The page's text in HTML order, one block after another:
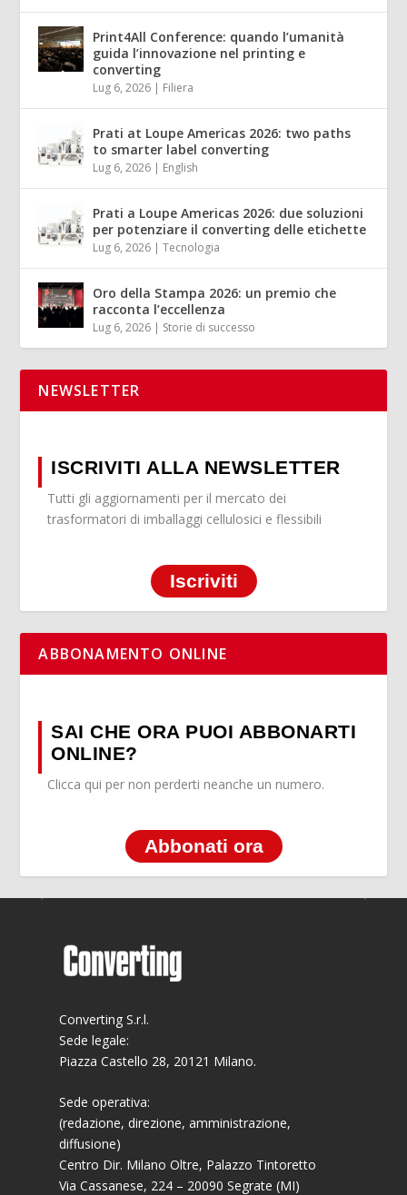
Print4All Conference: quando l’umanità
guida l’innovazione nel printing e
converting
Lug 6, 2026 | Filiera
Prati at Loupe Americas 2026: two paths
to smarter label converting
Lug 6, 2026 | English
Prati a Loupe Americas 2026: due soluzioni
per potenziare il converting delle etichette
Lug 6, 2026 |Tecnologia
Oro della Stampa 2026: un premio che
racconta l’eccellenza
Lug 6, 2026 | Storie di successo
NEWSLETTER
ISCRIVITI ALLA NEWSLETTER
Tutti gli aggiornamenti per il mercato dei
trasformatori di imballaggi cellulosici e flessibili
Iscriviti
ABBONAMENTO ONLINE
SAI CHE ORA PUOI ABBONARTI
ONLINE?
Clicca qui per non perderti neanche un numero.
Abbonati ora
Converting S.r.l.
Sede legale:
Piazza Castello 28, 20121 Milano.
Sede operativa:
(redazione, direzione, amministrazione,
diffusione)
Centro Dir. Milano Oltre, Palazzo Tintoretto
Via Cassanese, 224 – 20090 Segrate (MI)